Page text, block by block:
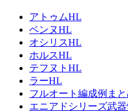
アトゥムHL
ベンヌHL
オシリスHL
ホルスHL
テフヌトHL
ラーHL
フルオート編成例まと
エニアドシリーズ武